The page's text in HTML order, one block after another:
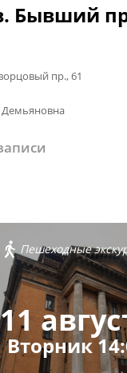
Бывший
пр., 61
Демьяновна
Пешеходные
11
Вторник